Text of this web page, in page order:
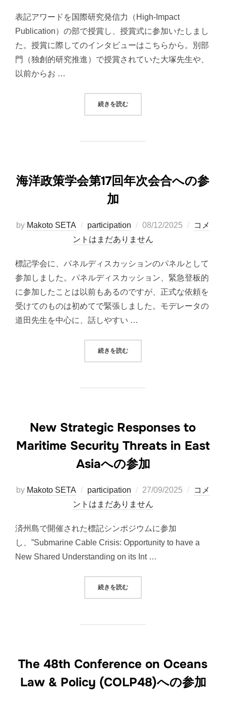
表記アワードを国際研究発信力（High-Impact
Publication）の部で授賞し、授賞式に参加いたしまし
た。授賞に際してのインタビューはこちらから。別部
門（独創的研究推進）で授賞されていた大塚先生や、
以前からお …
続きを読む“早稲田大学リサーチアワード授賞
海洋政策学会第17回年次会合への参
加
by Makoto SETA participation
投
稿
08/12/2025
コメ
ントはまだありません
標記学会に、パネルディスカッションのパネルとして
参加しました。パネルディスカッション、緊急登板的
に参加したことは以前もあるのですが、正式な依頼を
受けてのものは初めてで緊張しました。モデレータの
道田先生を中心に、話しやすい …
続きを読む“海洋政策学会第17回年次会合への
New Strategic Responses to
Maritime Security Threats in East
Asiaへの参加
by Makoto SETA participation
投
稿
27/09/2025
コメ
ントはまだありません
済州島で開催された標記シンポジウムに参加
し、”Submarine Cable Crisis: Opportunity to have a
New Shared Understanding on its Int …
続きを読む“NEW STRATEGIC RESPONSES
The 48th Conference on Oceans
Law & Policy (COLP48)への参加